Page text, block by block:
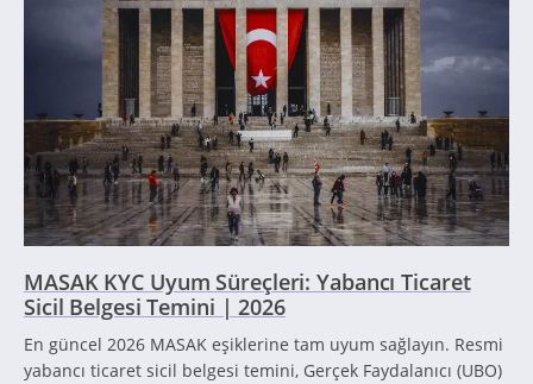
MASAK KYC Uyum Süreçleri: Yabancı Ticaret
Sicil Belgesi Temini | 2026
En güncel 2026 MASAK eşiklerine tam uyum sağlayın. Resmi
yabancı ticaret sicil belgesi temini, Gerçek Faydalanıcı (UBO)